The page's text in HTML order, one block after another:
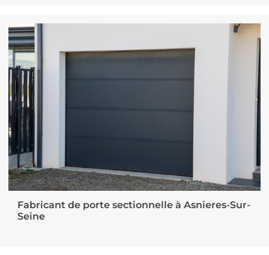
Fabricant de porte sectionnelle à Asnieres-Sur-
Seine